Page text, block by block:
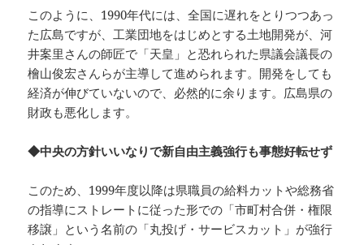
このように、1990年代には、全国に遅れをとりつつあっ
た広島ですが、工業団地をはじめとする土地開発が、河
井案里さんの師匠で「天皇」と恐れられた県議会議長の
檜山俊宏さんらが主導して進められます。開発をしても
経済が伸びていないので、必然的に余ります。広島県の
財政も悪化します。
◆中央の方針いいなりで新自由主義強行も事態好転せず
このため、1999年度以降は県職員の給料カットや総務省
の指導にストレートに従った形での「市町村合併・権限
移譲」という名前の「丸投げ・サービスカット」が強行